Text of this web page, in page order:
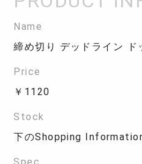
Name
締め切り デッドライン ド
Price
￥1120
Stock
下のShopping